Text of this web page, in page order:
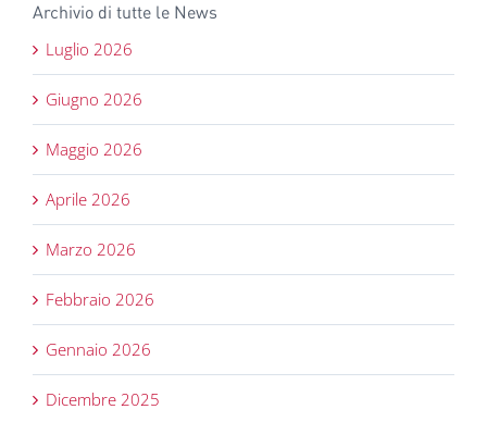
Archivio di tutte le News
Luglio 2026
Giugno 2026
Maggio 2026
Aprile 2026
Marzo 2026
Febbraio 2026
Gennaio 2026
Dicembre 2025